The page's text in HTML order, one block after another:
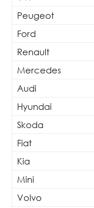
Peugeot
Ford
Renault
Mercedes
Audi
Hyundai
Skoda
Fiat
Kia
Mini
Volvo